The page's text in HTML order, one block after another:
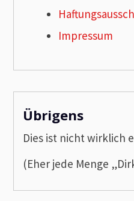
Impressum
Übrigens
Dies ist nicht wirklich
(Eher jede Menge